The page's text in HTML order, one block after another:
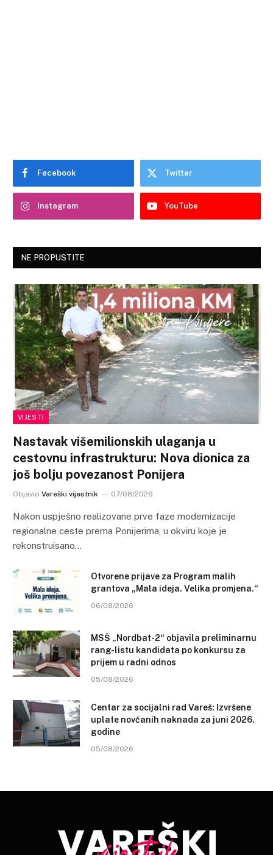
Facebook Twitter
Instagram YouTube
NE PROPUSTITE
VIJESTI
Nastavak višemilionskih ulaganja u
cestovnu infrastrukturu: Nova dionica za
još bolju povezanost Ponijera
Objavio Vareški vijestnik 07/08/2026
Nakon uspješno realizovane prve faze modernizacije
regionalne ceste prema Ponijerima, u okviru koje je
rekonstruisano…
Otvorene prijave za Program malih
grantova „Mala ideja. Velika promjena.“
06/08/2026
MSŠ „Nordbat-2“ objavila preliminarnu
rang-listu kandidata po konkursu za
prijem u radni odnos
05/08/2026
Centar za socijalni rad Vareš: Izvršene
uplate novčanih naknada za juni 2026.
godine
05/08/2026